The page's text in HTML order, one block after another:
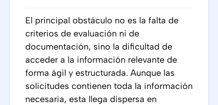
El principal obstáculo no es la falta de
criterios de evaluación ni de
documentación, sino la dificultad de
acceder a la información relevante de
forma ágil y estructurada. Aunque las
solicitudes contienen toda la información
necesaria, esta llega dispersa en